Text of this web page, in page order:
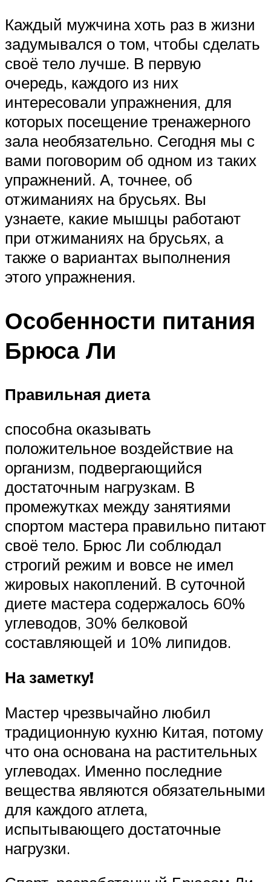
Каждый мужчина хоть раз в жизни
задумывался о том, чтобы сделать
своё тело лучше. В первую
очередь, каждого из них
интересовали упражнения, для
которых посещение тренажерного
зала необязательно. Сегодня мы с
вами поговорим об одном из таких
упражнений. А, точнее, об
отжиманиях на брусьях. Вы
узнаете, какие мышцы работают
при отжиманиях на брусьях, а
также о вариантах выполнения
этого упражнения.
Особенности питания
Брюса Ли
Правильная диета
способна оказывать
положительное воздействие на
организм, подвергающийся
достаточным нагрузкам. В
промежутках между занятиями
спортом мастера правильно питают
своё тело. Брюс Ли соблюдал
строгий режим и вовсе не имел
жировых накоплений. В суточной
диете мастера содержалось 60%
углеводов, 30% белковой
составляющей и 10% липидов.
На заметку!
Мастер чрезвычайно любил
традиционную кухню Китая, потому
что она основана на растительных
углеводах. Именно последние
вещества являются обязательными
для каждого атлета,
испытывающего достаточные
нагрузки.